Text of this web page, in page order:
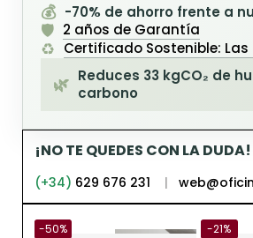
💰 -70% de ahorro frente a
🛡️ 2 años de Garantía
♻️ Certificado Sostenible: Las
🌿 Reduces 33 kgCO₂ de
carbono
¡NO TE QUEDES CON LA DUDA!
(+34) 629 676 231 |
-50% -21%